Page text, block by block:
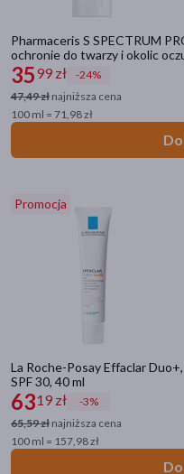
Pharmaceris S SPECTRUM
ochronie do twarzy i okolic
3599 zł
-24%
47,49 zł najniższa cena
100 ml = 71,98 zł
Promocja
La Roche-Posay Effaclar
SPF 30, 40 ml
6319 zł
-3%
65,59 zł najniższa cena
100 ml = 157,98 zł
Kremy z filtrem
Mgiełka do
Mleczko do
Olejek do opalania
Spray do opalania
Sztyft do opalania
Dostępny
Wysyłka 0 zł
Nowość
Ostatnie sztuki
Dostawa
Wysyłka
Odbiór w aptece